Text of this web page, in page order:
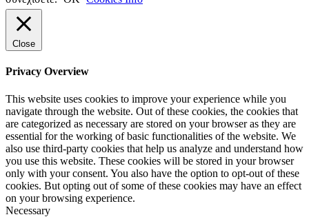
Close
Privacy Overview
This website uses cookies to improve your experience while you
navigate through the website. Out of these cookies, the cookies that
are categorized as necessary are stored on your browser as they are
essential for the working of basic functionalities of the website. We
also use third-party cookies that help us analyze and understand how
you use this website. These cookies will be stored in your browser
only with your consent. You also have the option to opt-out of these
cookies. But opting out of some of these cookies may have an effect
on your browsing experience.
Necessary